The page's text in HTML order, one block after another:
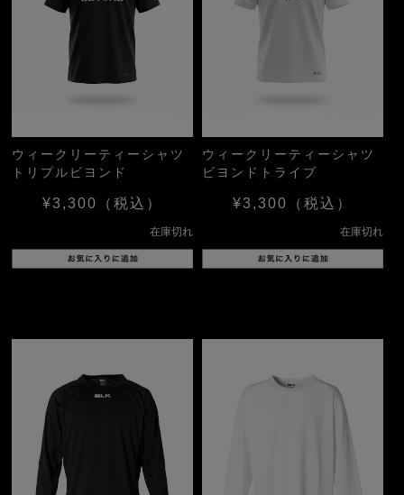
ウィークリーティーシャツ
トリプルビヨンド
¥3,300 （税込）
在庫切れ
ウィークリーティーシャツ
ビヨンドトライブ
¥3,300 （税込）
在庫切れ